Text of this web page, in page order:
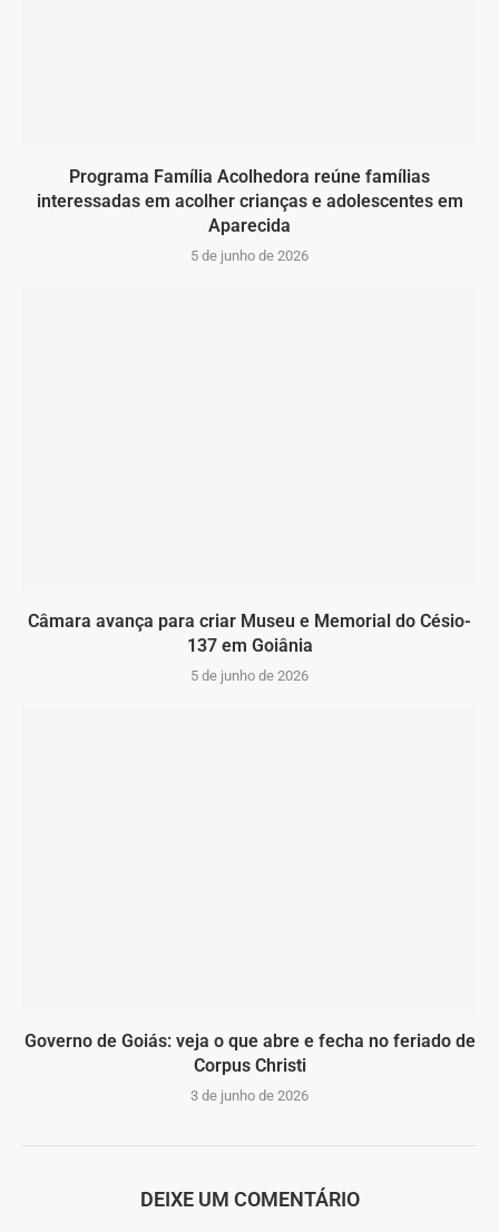
Programa Família Acolhedora reúne famílias
interessadas em acolher crianças e adolescentes em
Aparecida
5 de junho de 2026
Câmara avança para criar Museu e Memorial do Césio-
137 em Goiânia
5 de junho de 2026
Governo de Goiás: veja o que abre e fecha no feriado de
Corpus Christi
3 de junho de 2026
DEIXE UM COMENTÁRIO